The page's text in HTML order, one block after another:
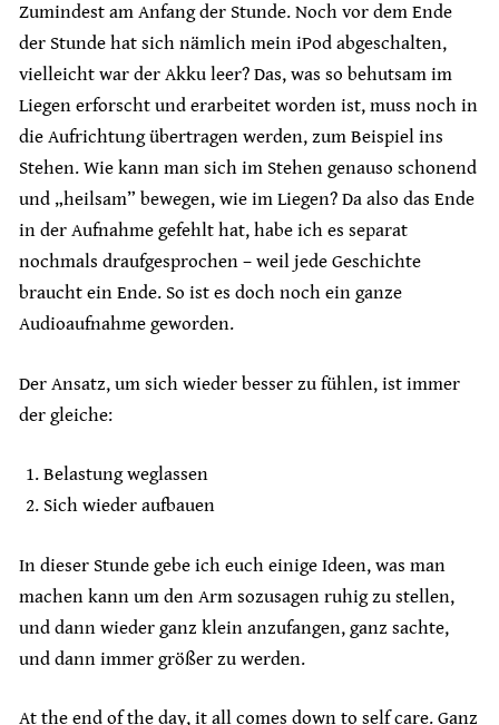
Zumindest am Anfang der Stunde. Noch vor dem Ende
der Stunde hat sich nämlich mein iPod abgeschalten,
vielleicht war der Akku leer? Das, was so behutsam im
Liegen erforscht und erarbeitet worden ist, muss noch in
die Aufrichtung übertragen werden, zum Beispiel ins
Stehen. Wie kann man sich im Stehen genauso schonend
und „heilsam” bewegen, wie im Liegen? Da also das Ende
in der Aufnahme gefehlt hat, habe ich es separat
nochmals draufgesprochen – weil jede Geschichte
braucht ein Ende. So ist es doch noch ein ganze
Audioaufnahme geworden.
Der Ansatz, um sich wieder besser zu fühlen, ist immer
der gleiche:
Belastung weglassen
Sich wieder aufbauen
In dieser Stunde gebe ich euch einige Ideen, was man
machen kann um den Arm sozusagen ruhig zu stellen,
und dann wieder ganz klein anzufangen, ganz sachte,
und dann immer größer zu werden.
At the end of the day, it all comes down to self care. Ganz